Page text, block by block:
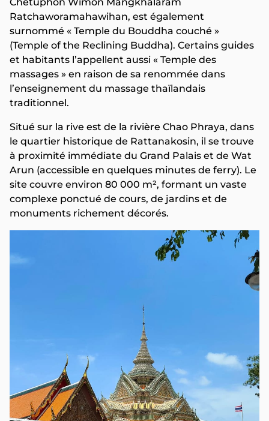
Ratchaworamahawihan, est également
surnommé « Temple du Bouddha couché »
(Temple of the Reclining Buddha). Certains guides
et habitants l’appellent aussi « Temple des
massages » en raison de sa renommée dans
l’enseignement du massage thaïlandais
traditionnel.
Situé sur la rive est de la rivière Chao Phraya, dans
le quartier historique de Rattanakosin, il se trouve
à proximité immédiate du Grand Palais et de Wat
Arun (accessible en quelques minutes de ferry). Le
site couvre environ 80 000 m², formant un vaste
complexe ponctué de cours, de jardins et de
monuments richement décorés.